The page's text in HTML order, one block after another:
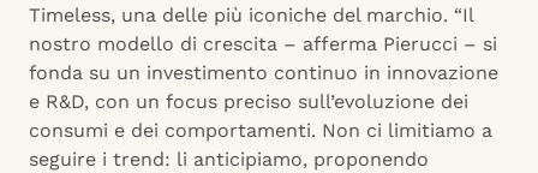
Timeless, una delle più iconiche del marchio. “Il
nostro modello di crescita – afferma Pierucci – si
fonda su un investimento continuo in innovazione
e R&D, con un focus preciso sull’evoluzione dei
consumi e dei comportamenti. Non ci limitiamo a
seguire i trend: li anticipiamo, proponendo